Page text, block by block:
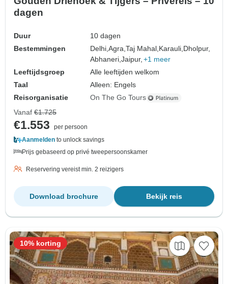
dagen
Duur
10 dagen
Bestemmingen
Delhi,Agra,Taj Mahal, Karauli, Dholpur,
Abhaneri,Jaipur, +1 meer
Leeftijdsgroep
Alle leeftijden welkom
Taal
Alleen: Engels
Reisorganisatie
On The Go Tours
Vanaf €1.725
€1.553
per persoon
Aanmelden to unlock savings
Prijs gebaseerd op privé tweepersoonskamer
Reservering vereist min. 2 reizigers
Bekijk reis
Download brochure
10% korting